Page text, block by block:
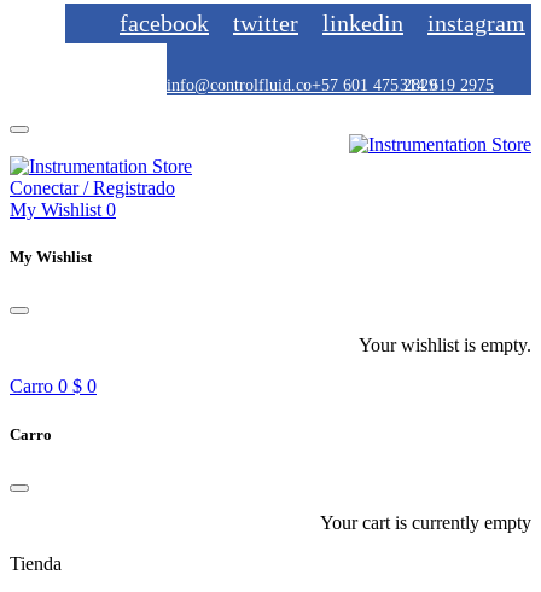
facebook twitter linkedin instagram
info@controlfluid.co+57 601 475 2829314 619 2975
Conectar / Registrado
My Wishlist 0
My Wishlist
Your wishlist is empty.
Carro 0 $ 0
Carro
Your cart is currently empty
Tienda